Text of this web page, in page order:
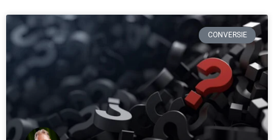
CONVERSIE